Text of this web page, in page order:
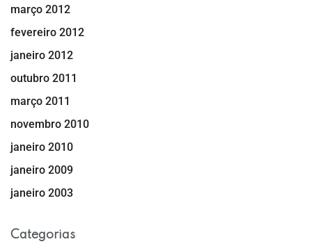
março 2012
fevereiro 2012
janeiro 2012
outubro 2011
março 2011
novembro 2010
janeiro 2010
janeiro 2009
janeiro 2003
Categorias